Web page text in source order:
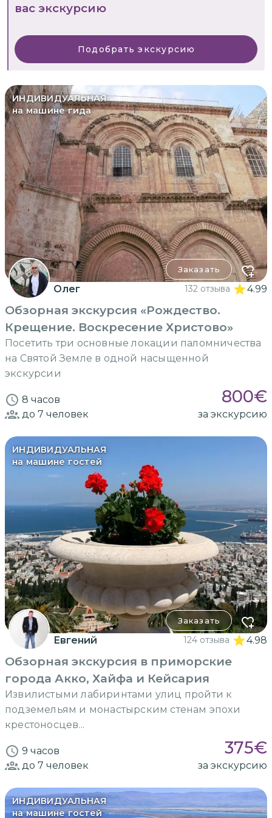
вас экскурсию
Подобрать экскурсию
ИНДИВИДУАЛЬНАЯ
на машине гида
Заказать
Олег 132 отзыва 4.99
Обзорная экскурсия «Рождество.
Крещение. Воскресение Христово»
Посетить три основные локации паломничества
на Святой Земле в одной насыщенной
экскурсии
8 часов 800€
до 7 человек за экскурсию
ИНДИВИДУАЛЬНАЯ
на машине гостей
Заказать
Евгений 124 отзыва 4.98
Обзорная экскурсия в приморские
города Акко, Хайфа и Кейсария
Извилистыми лабиринтами улиц пройти к
подземельям и монастырским стенам эпохи
крестоносцев...
9 часов 375€
до 7 человек за экскурсию
ИНДИВИДУАЛЬНАЯ
на машине гостей